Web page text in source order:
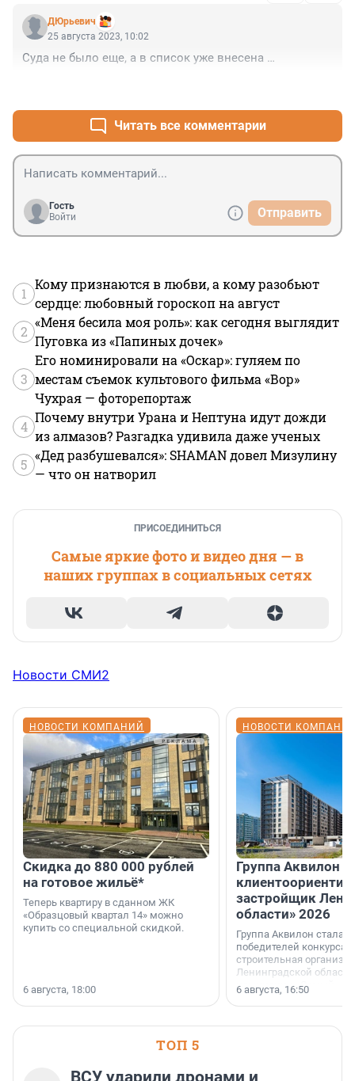
ДЮрьевич
25 августа 2023, 10:02
Суда не было еще, а в список уже внесена …
Читать все комментарии
Гость
Войти
Отправить
1
Кому признаются в любви, а кому разобьют
сердце: любовный гороскоп на август
2
«Меня бесила моя роль»: как сегодня выглядит
Пуговка из «Папиных дочек»
3
Его номинировали на «Оскар»: гуляем по
местам съемок культового фильма «Вор»
Чухрая — фоторепортаж
4
Почему внутри Урана и Нептуна идут дожди
из алмазов? Разгадка удивила даже ученых
5
«Дед разбушевался»: SHAMAN довел Мизулину
— что он натворил
ПРИСОЕДИНИТЬСЯ
Самые яркие фото и видео дня — в
наших группах в социальных сетях
Новости СМИ2
НОВОСТИ КОМПАНИЙ
Скидка до 880 000 рублей
на готовое жильё*
Теперь квартиру в сданном ЖК
«Образцовый квартал 14» можно
купить со специальной скидкой.
6 августа, 18:00
НОВОСТИ
Группа Аквилон
застройщик
области» 2026
Группа Аквилон стала
победителей конкурса
строительная
Ленинградской области
номинации «Самый
застройщик
области».
6 августа, 16:50
ТОП 5
ВСУ ударили дронами и